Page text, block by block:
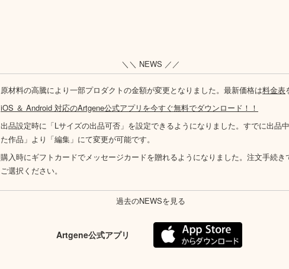
＼＼ NEWS ／／
原材料の高騰により一部プロダクトの金額が変更となりました。最新価格は料金表
iOS ＆ Android 対応のArtgene公式アプリを今すぐ無料でダウンロード！！
出品設定時に「Lサイズの出品可否」を設定できるようになりました。すでに出品
た作品」より「編集」にて変更が可能です。
購入時にギフトカードでメッセージカードを贈れるようになりました。注文手続き
ご選択ください。
過去のNEWSを見る
Artgene公式アプリ